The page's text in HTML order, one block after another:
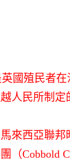
國殖民者
人民所制定
來西亞聯邦
（Cobbold